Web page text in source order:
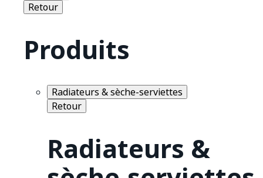
Retour
Produits
Radiateurs & sèche-serviettes
Retour
Radiateurs &